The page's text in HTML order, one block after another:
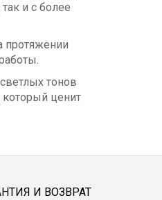
и с более
протяжении
тонов
ценит
И ВОЗВРАТ